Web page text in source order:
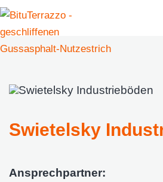
Swietelsky
Ansprechpartner: